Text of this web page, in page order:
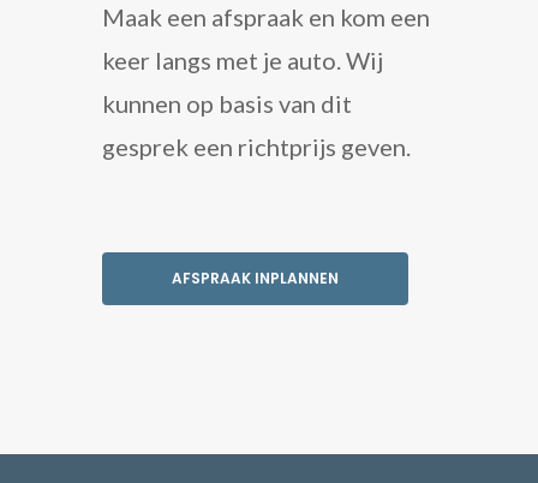
Maak een afspraak en kom een
keer langs met je auto. Wij
kunnen op basis van dit
gesprek een richtprijs geven.
AFSPRAAK INPLANNEN